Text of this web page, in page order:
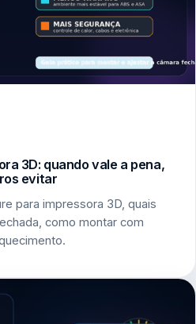
3D: quando vale a pena,
evitar
para impressora 3D, quais
como montar com